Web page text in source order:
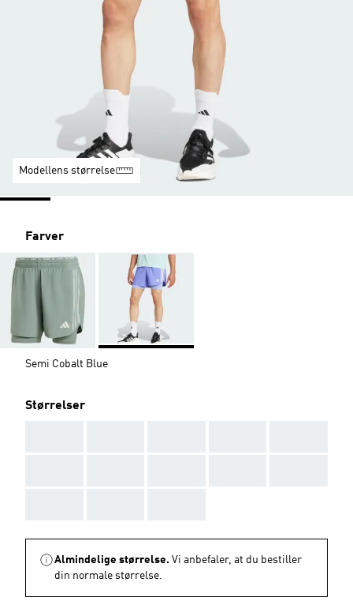
Modellens størrelse
Farver
Semi Cobalt Blue
Størrelser
Almindelige størrelse. Vi anbefaler, at du bestiller
din normale størrelse.